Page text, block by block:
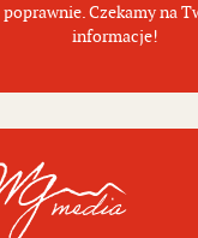
poprawnie. Czekamy na
informacje!